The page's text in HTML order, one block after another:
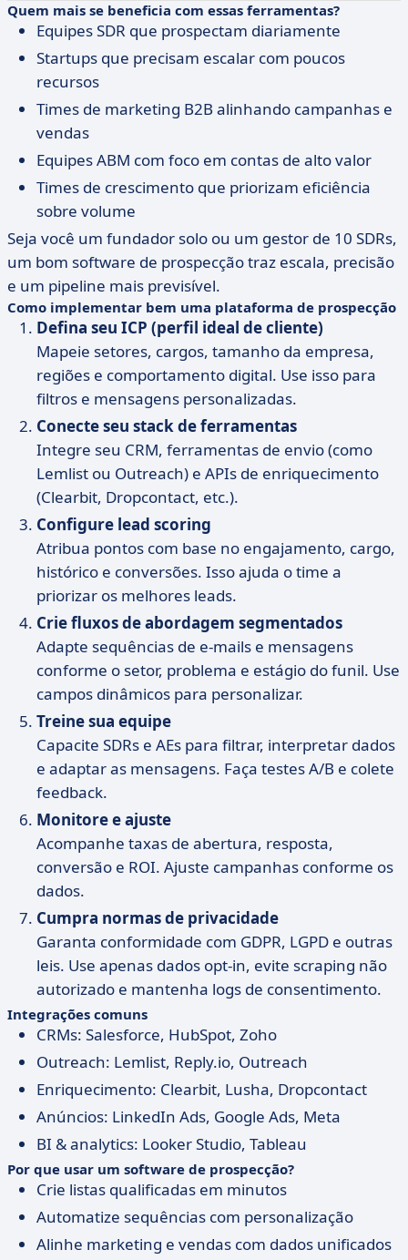
Quem mais se beneficia com essas ferramentas?
Equipes SDR que prospectam diariamente
Startups que precisam escalar com poucos
recursos
Times de marketing B2B alinhando campanhas e
vendas
Equipes ABM com foco em contas de alto valor
Times de crescimento que priorizam eficiência
sobre volume
Seja você um fundador solo ou um gestor de 10 SDRs,
um bom software de prospecção traz escala, precisão
e um pipeline mais previsível.
Como implementar bem uma plataforma de prospecção
Defina seu ICP (perfil ideal de cliente)
Mapeie setores, cargos, tamanho da empresa,
regiões e comportamento digital. Use isso para
filtros e mensagens personalizadas.
Conecte seu stack de ferramentas
Integre seu CRM, ferramentas de envio (como
Lemlist ou Outreach) e APIs de enriquecimento
(Clearbit, Dropcontact, etc.).
Configure lead scoring
Atribua pontos com base no engajamento, cargo,
histórico e conversões. Isso ajuda o time a
priorizar os melhores leads.
Crie fluxos de abordagem segmentados
Adapte sequências de e-mails e mensagens
conforme o setor, problema e estágio do funil. Use
campos dinâmicos para personalizar.
Treine sua equipe
Capacite SDRs e AEs para filtrar, interpretar dados
e adaptar as mensagens. Faça testes A/B e colete
feedback.
Monitore e ajuste
Acompanhe taxas de abertura, resposta,
conversão e ROI. Ajuste campanhas conforme os
dados.
Cumpra normas de privacidade
Garanta conformidade com GDPR, LGPD e outras
leis. Use apenas dados opt-in, evite scraping não
autorizado e mantenha logs de consentimento.
Integrações comuns
CRMs: Salesforce, HubSpot, Zoho
Outreach: Lemlist, Reply.io, Outreach
Enriquecimento: Clearbit, Lusha, Dropcontact
Anúncios: LinkedIn Ads, Google Ads, Meta
BI & analytics: Looker Studio, Tableau
Por que usar um software de prospecção?
Crie listas qualificadas em minutos
Automatize sequências com personalização
Alinhe marketing e vendas com dados unificados